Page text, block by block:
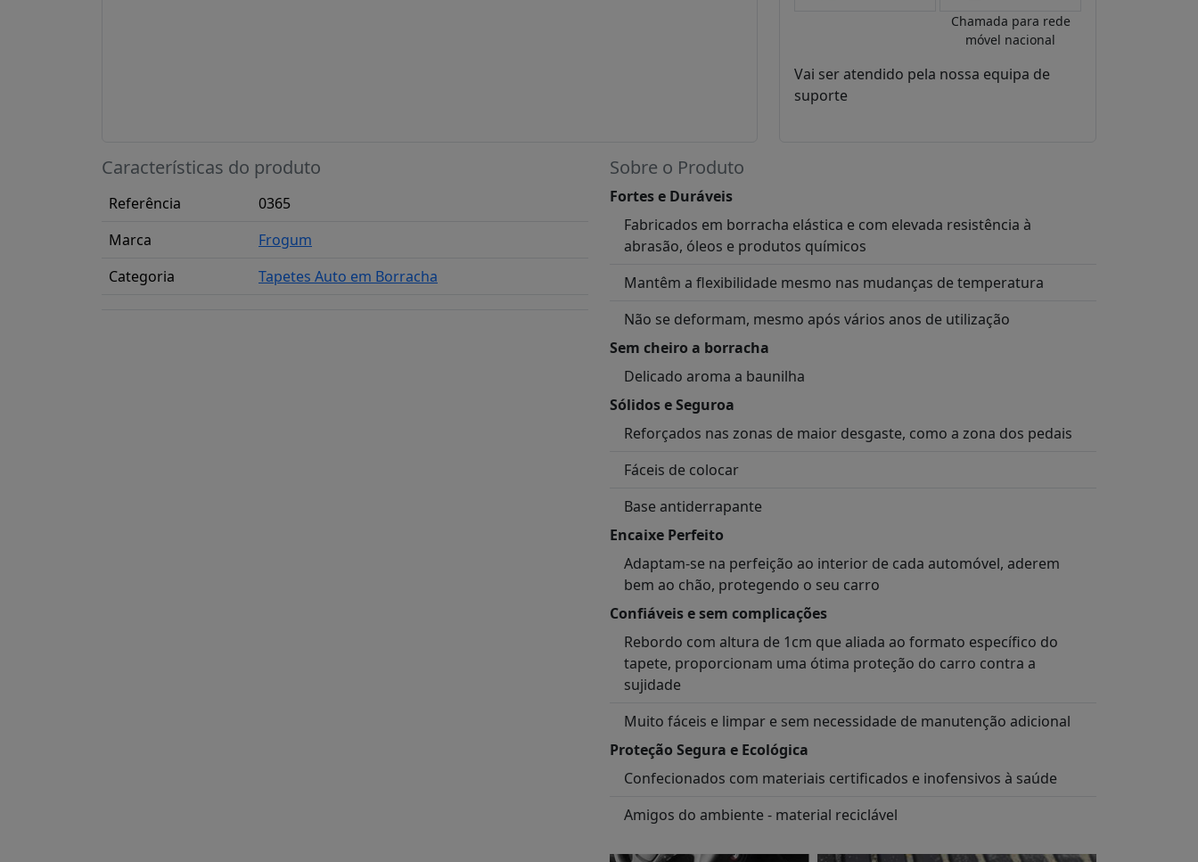
Chamada para rede
móvel nacional
Vai ser atendido pela nossa equipa de
suporte
Características do produto
Referência
0365
Marca
Frogum
Categoria
Tapetes Auto em Borracha
Sobre o Produto
Fortes e Duráveis
Fabricados em borracha elástica e com elevada resistência à
abrasão, óleos e produtos químicos
Mantêm a flexibilidade mesmo nas mudanças de temperatura
Não se deformam, mesmo após vários anos de utilização
Sem cheiro a borracha
Delicado aroma a baunilha
Sólidos e Seguroa
Reforçados nas zonas de maior desgaste, como a zona dos pedais
Fáceis de colocar
Base antiderrapante
Encaixe Perfeito
Adaptam-se na perfeição ao interior de cada automóvel, aderem
bem ao chão, protegendo o seu carro
Confiáveis e sem complicações
Rebordo com altura de 1cm que aliada ao formato específico do
tapete, proporcionam uma ótima proteção do carro contra a
sujidade
Muito fáceis e limpar e sem necessidade de manutenção adicional
Proteção Segura e Ecológica
Confecionados com materiais certificados e inofensivos à saúde
Amigos do ambiente - material reciclável